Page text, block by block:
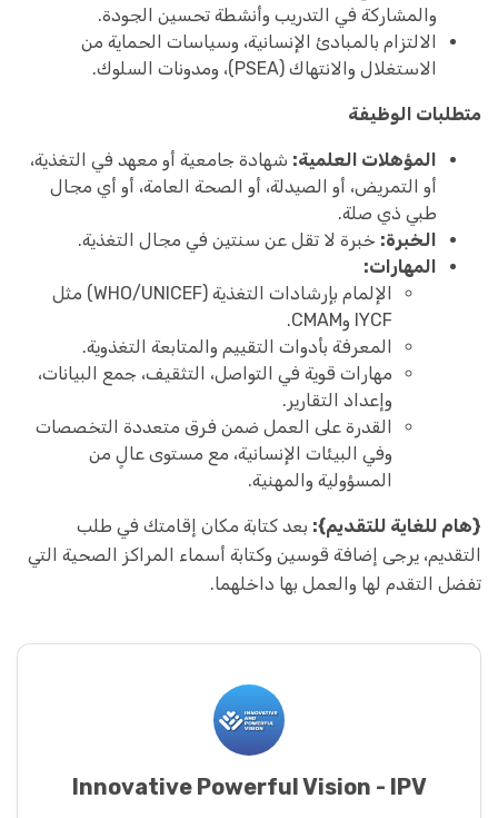
والمشاركة في التدريب وأنشطة تحسين الجودة.
الالتزام بالمبادئ الإنسانية، وسياسات الحماية من
الاستغلال والانتهاك (PSEA)، ومدونات السلوك.
متطلبات الوظيفة
المؤهلات العلمية: شهادة جامعية أو معهد في التغذية،
أو التمريض، أو الصيدلة، أو الصحة العامة، أو أي مجال
طبي ذي صلة.
الخبرة: خبرة لا تقل عن سنتين في مجال التغذية.
المهارات:
الإلمام بإرشادات التغذية (WHO/UNICEF) مثل
IYCF وCMAM.
المعرفة بأدوات التقييم والمتابعة التغذوية.
مهارات قوية في التواصل، التثقيف، جمع البيانات،
وإعداد التقارير.
القدرة على العمل ضمن فرق متعددة التخصصات
وفي البيئات الإنسانية، مع مستوى عالٍ من
المسؤولية والمهنية.
{هام للغاية للتقديم}: بعد كتابة مكان إقامتك في طلب
التقديم، يرجى إضافة قوسين وكتابة أسماء المراكز الصحية التي
تفضل التقدم لها والعمل بها داخلهما.
Innovative Powerful Vision - IPV